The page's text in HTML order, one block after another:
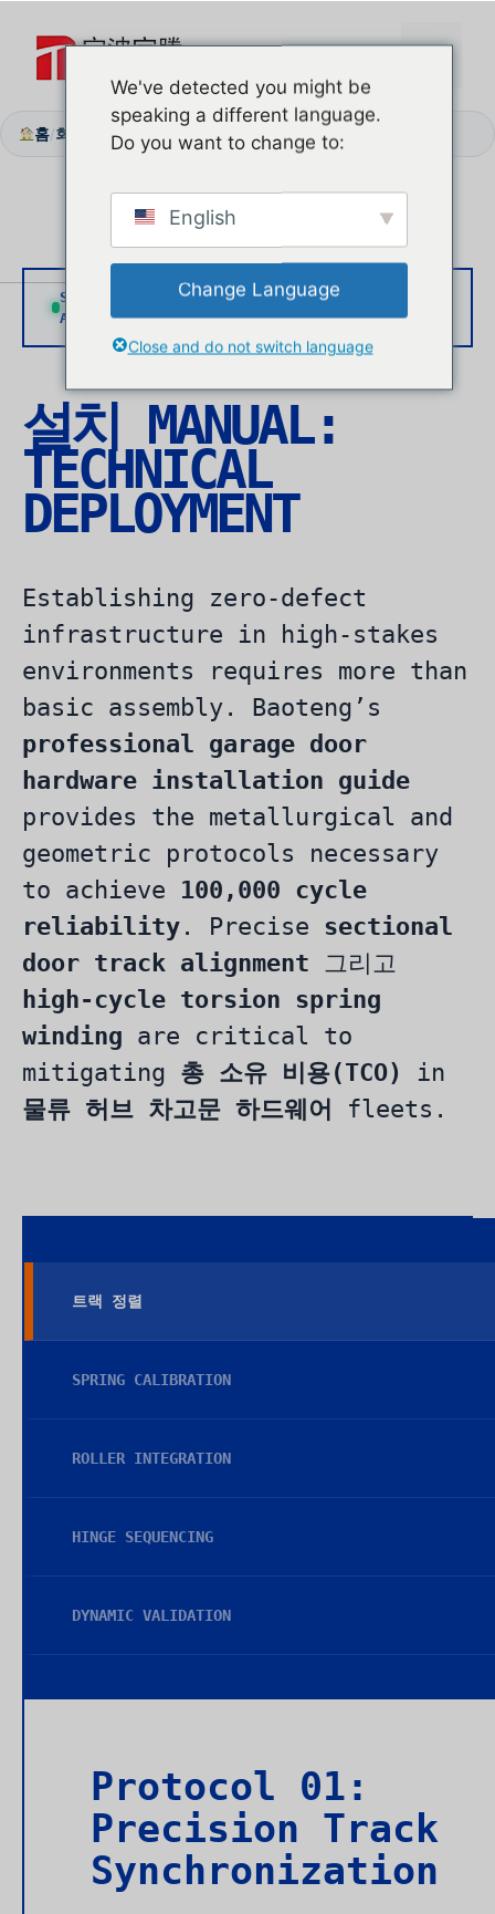
너
메
홈/회사 소개/
SENSOR:
ACTIVE
PROTOCOL:
ANSI/DASMA
CALIBRATION:
0.02mm REF
설치 MANUAL:
TECHNICAL
DEPLOYMENT
Establishing zero-defect
infrastructure in high-stakes
environments requires more than
basic assembly. Baoteng’s
professional garage door
hardware installation guide
provides the metallurgical and
geometric protocols necessary
to achieve 100,000 cycle
reliability. Precise sectional
door track alignment 그리고
high-cycle torsion spring
winding are critical to
mitigating 총 소유 비용(TCO)
in
물류 허브 차고문 하드웨어 fleets.
트랙 정렬
SPRING CALIBRATION
ROLLER INTEGRATION
HINGE SEQUENCING
DYNAMIC VALIDATION
Protocol 01:
Precision Track
Synchronization
We've detected you might be
speaking a different language.
Do you want to change to:
English
Change Language
Close and do not switch language